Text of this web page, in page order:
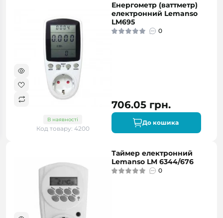
В наявності
Код товару: 4200
Енергометр (ваттметр)
електронний Lemanso
LM695
0
706.05 грн.
До кошика
Таймер електронний
Lemanso LM 6344/676
0